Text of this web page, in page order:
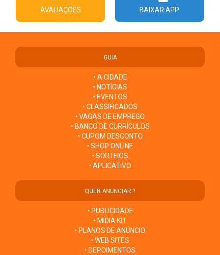
AVALIAÇÕES BAIXAR APP
GUIA
• A CIDADE
• NOTÍCIAS
• EVENTOS
• CLASSIFICADOS
• VAGAS DE EMPREGO
• BANCO DE CURRÍCULOS
• CUPOM DESCONTO
• SHOP ONLINE
• SORTEIOS
• APLICATIVO
QUER ANUNCIAR ?
• PUBLICIDADE
• MÍDIA KIT
• PLANOS DE ANÚNCIO
• WEB SITES
• DEPOIMENTOS